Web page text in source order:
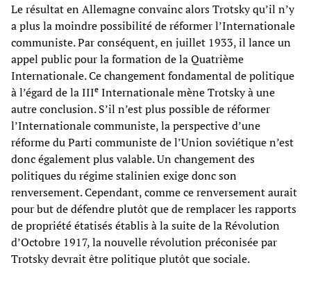
Le résultat en Allemagne convainc alors Trotsky qu’il n’y
a plus la moindre possibilité de réformer l’Internationale
communiste. Par conséquent, en juillet 1933, il lance un
appel public pour la formation de la Quatrième
Internationale. Ce changement fondamental de politique
à l’égard de la IIIe Internationale mène Trotsky à une
autre conclusion. S’il n’est plus possible de réformer
l’Internationale communiste, la perspective d’une
réforme du Parti communiste de l’Union soviétique n’est
donc également plus valable. Un changement des
politiques du régime stalinien exige donc son
renversement. Cependant, comme ce renversement aurait
pour but de défendre plutôt que de remplacer les rapports
de propriété étatisés établis à la suite de la Révolution
d’Octobre 1917, la nouvelle révolution préconisée par
Trotsky devrait être politique plutôt que sociale.